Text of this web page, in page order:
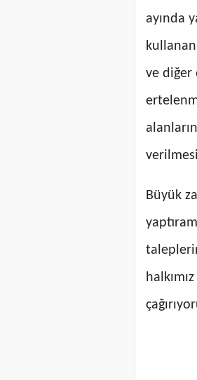
ayında
ve diğer
Büyük